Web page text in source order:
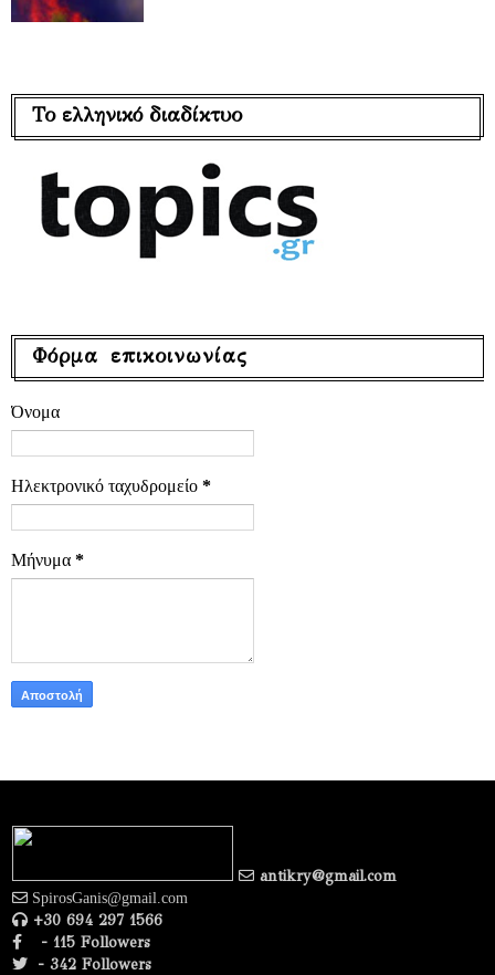
Το ελληνικό διαδίκτυο
Φόρμα επικοινωνίας
Όνομα
Ηλεκτρονικό ταχυδρομείο *
Μήνυμα *
antikry@gmail.com
SpirosGanis@gmail.com
+30 694 297 1566
- 115 Followers
- 342 Followers